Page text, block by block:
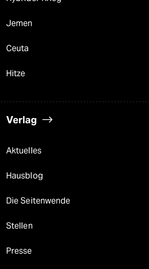
Jemen
Ceuta
Hitze
Verlag
Aktuelles
Hausblog
Die Seitenwende
Stellen
Presse